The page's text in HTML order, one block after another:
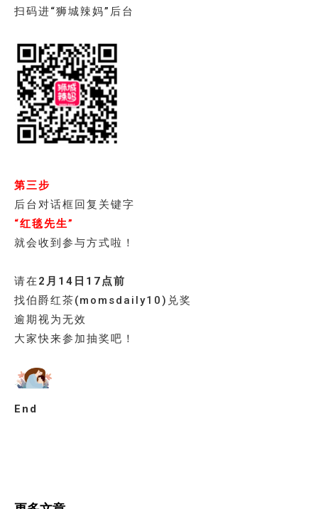
扫码进“狮城辣妈”后台
第三步
后台对话框回复关键字
“红毯先生”
就会收到参与方式啦！
请在 2月14日17点前
找伯爵红茶(momsdaily10)兑奖
逾期视为无效
大家快来参加抽奖吧！
End